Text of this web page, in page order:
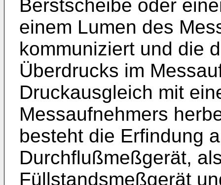
Berstscheibe oder
einem Lumen des
kommuniziert und die
Überdrucks im
Druckausgleich mit
Messaufnehmers
besteht die Erfindung
Durchflußmeßgerät,
Füllstandsmeßgerät